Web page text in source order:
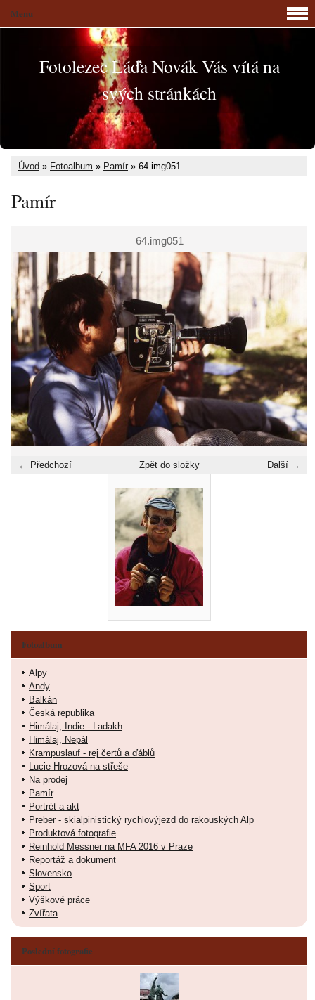
Fotolezec Láďa Novák Vás vítá na
svých stránkách
Úvod » Fotoalbum » Pamír » 64.img051
Pamír
64.img051
← Předchozí Další →
Zpět do složky
Menu
Fotoalbum
Alpy
Andy
Balkán
Česká republika
Himálaj, Indie - Ladakh
Himálaj, Nepál
Krampuslauf - rej čertů a ďáblů
Lucie Hrozová na střeše
Na prodej
Pamír
Portrét a akt
Preber - skialpinistický rychlovýjezd do rakouských Alp
Produktová fotografie
Reinhold Messner na MFA 2016 v Praze
Reportáž a dokument
Slovensko
Sport
Výškové práce
Zvířata
Poslední fotografie